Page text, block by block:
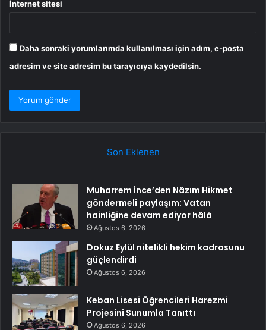
İnternet sitesi
Daha sonraki yorumlarımda kullanılması için adım, e-posta
adresim ve site adresim bu tarayıcıya kaydedilsin.
Son Eklenen
Muharrem İnce’den Nâzım Hikmet
göndermeli paylaşım: Vatan
hainliğine devam ediyor hâlâ
Ağustos 6, 2026
Dokuz Eylül nitelikli hekim kadrosunu
güçlendirdi
Ağustos 6, 2026
Keban Lisesi Öğrencileri Harezmi
Projesini Sunumla Tanıttı
Ağustos 6, 2026